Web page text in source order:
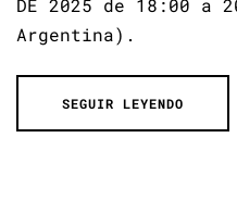
DE 2025 de 18:00 a
Argentina).
SEGUIR LEYENDO